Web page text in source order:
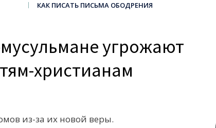
КАК ПИСАТЬ ПИСЬМА ОБОДРЕНИЯ
угрожают
христианам
из-за их новой веры.